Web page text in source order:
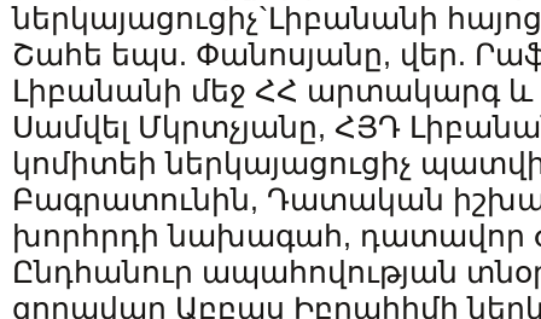
ներկայացուցիչ`Լիբանանի
Շահե եպս. Փանոսյանը, վեր.
Լիբանանի մեջ ՀՀ արտակարգ և
Սամվել Մկրտչյանը, ՀՅԴ
կոմիտեի ներկայացուցիչ
Բագրատունին, Դատական
խորհրդի նախագահ, դատավոր
Ընդհանուր ապահովության
զորավար Աբբաս Իբրահիմի